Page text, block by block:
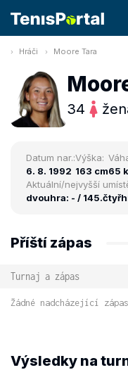
Hráči Moore Tara
34
Datum nar.:
6. 8. 1992
Výška:
163 cm65
Aktuální/nejvyšší
dvouhra: - / 145.
Příští zápas
Turnaj a zápas
Žádné nadcházející
Výsledky na